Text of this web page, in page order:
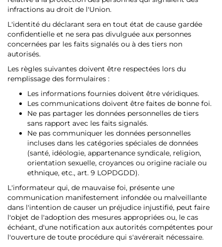
infractions au droit de l'Union.
L'identité du déclarant sera en tout état de cause gardée
confidentielle et ne sera pas divulguée aux personnes
concernées par les faits signalés ou à des tiers non
autorisés.
Les règles suivantes doivent être respectées lors du
remplissage des formulaires :
Les informations fournies doivent être véridiques.
Les communications doivent être faites de bonne foi.
Ne pas partager les données personnelles de tiers
sans rapport avec les faits signalés.
Ne pas communiquer les données personnelles
incluses dans les catégories spéciales de données
(santé, idéologie, appartenance syndicale, religion,
orientation sexuelle, croyances ou origine raciale ou
ethnique, etc., art. 9 LOPDGDD).
L'informateur qui, de mauvaise foi, présente une
communication manifestement infondée ou malveillante
dans l'intention de causer un préjudice injustifié, peut faire
l'objet de l'adoption des mesures appropriées ou, le cas
échéant, d'une notification aux autorités compétentes pour
l'ouverture de toute procédure qui s'avérerait nécessaire.